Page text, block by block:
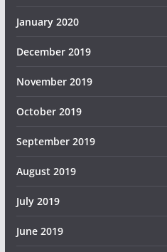
January 2020
December 2019
November 2019
October 2019
September 2019
August 2019
July 2019
June 2019